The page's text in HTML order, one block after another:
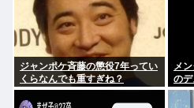
ジャンポケ斉藤の懲役7年ってい
くらなんでも重すぎね？
メ
の
な
たこ